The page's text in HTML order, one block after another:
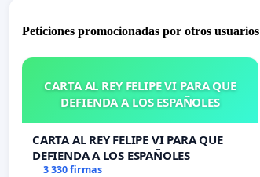
Peticiones promocionadas por otros usuarios
CARTA AL REY FELIPE VI PARA QUE
DEFIENDA A LOS ESPAÑOLES
CARTA AL REY FELIPE VI PARA QUE
DEFIENDA A LOS ESPAÑOLES
3 330 firmas